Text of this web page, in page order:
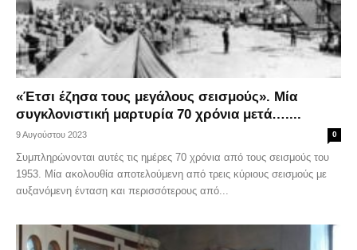
«Έτσι έζησα τους μεγάλους σεισμούς». Μία
συγκλονιστική μαρτυρία 70 χρόνια μετά…....
9 Αυγούστου 2023 0
Συμπληρώνονται αυτές τις ημέρες 70 χρόνια από τους σεισμούς του
1953. Μία ακολουθία αποτελούμενη από τρεις κύριους σεισμούς με
αυξανόμενη ένταση και περισσότερους από...